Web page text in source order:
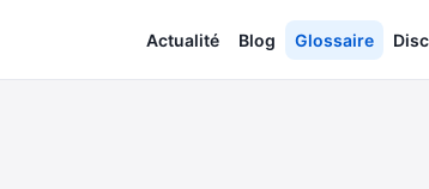
Actualité Blog Glossaire